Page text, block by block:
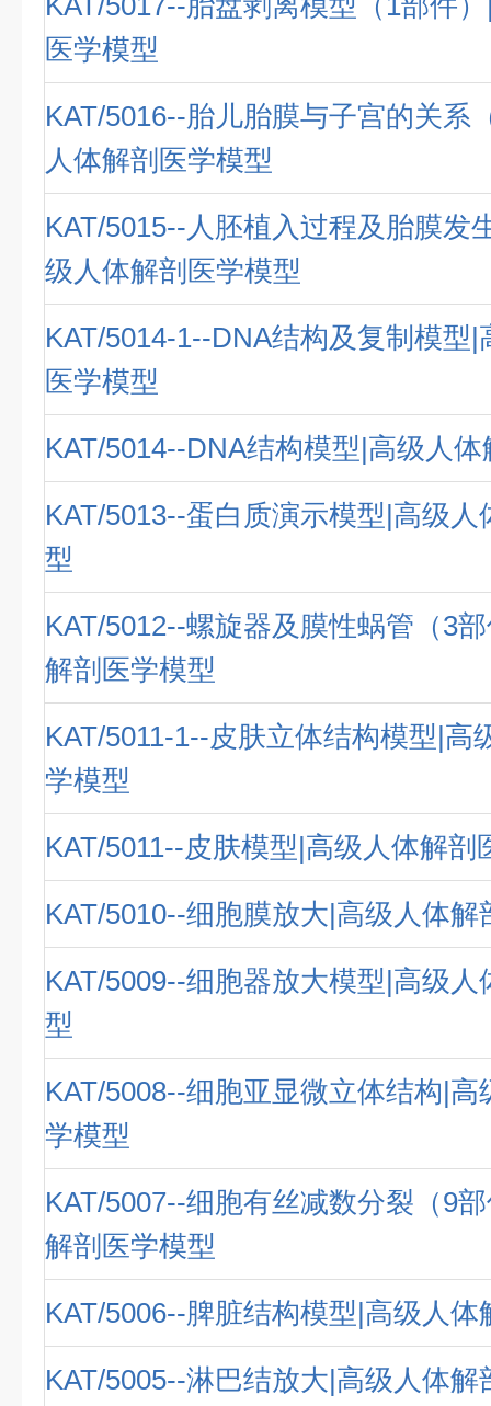
医学模型
KAT/5016--胎儿胎膜与子宫的关系
人体解剖医学模型
KAT/5015--人胚植入过程及胎膜发
级人体解剖医学模型
KAT/5014-1--DNA结构及复制模型|
医学模型
KAT/5014--DNA结构模型|高级人
KAT/5013--蛋白质演示模型|高级人
型
KAT/5012--螺旋器及膜性蜗管（3
解剖医学模型
KAT/5011-1--皮肤立体结构模型|高
学模型
KAT/5011--皮肤模型|高级人体解剖
KAT/5010--细胞膜放大|高级人体解
KAT/5009--细胞器放大模型|高级人
型
KAT/5008--细胞亚显微立体结构|高
学模型
KAT/5007--细胞有丝减数分裂（9
解剖医学模型
KAT/5006--脾脏结构模型|高级人体
KAT/5005--淋巴结放大|高级人体解